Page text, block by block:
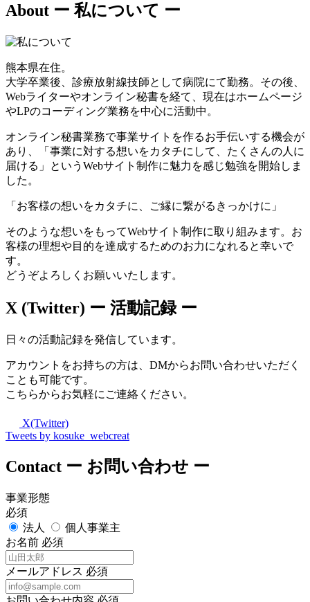
About ー 私について ー
熊本県在住。
大学卒業後、診療放射線技師として病院にて勤務。その後、
Webライターやオンライン秘書を経て、現在はホームページ
やLPのコーディング業務を中心に活動中。
オンライン秘書業務で事業サイトを作るお手伝いする機会が
あり、「事業に対する想いをカタチにして、たくさんの人に
届ける」というWebサイト制作に魅力を感じ勉強を開始しま
した。
「お客様の想いをカタチに、ご縁に繋がるきっかけに」
そのような想いをもってWebサイト制作に取り組みます。お
客様の理想や目的を達成するためのお力になれると幸いで
す。
どうぞよろしくお願いいたします。
X (Twitter) ー 活動記録 ー
日々の活動記録を発信しています。
アカウントをお持ちの方は、DMからお問い合わせいただく
ことも可能です。
こちらからお気軽にご連絡ください。
X(Twitter)
Tweets by kosuke_webcreat
Contact ー お問い合わせ ー
事業形態
必須
法人
個人事業主
お名前 必須
メールアドレス 必須